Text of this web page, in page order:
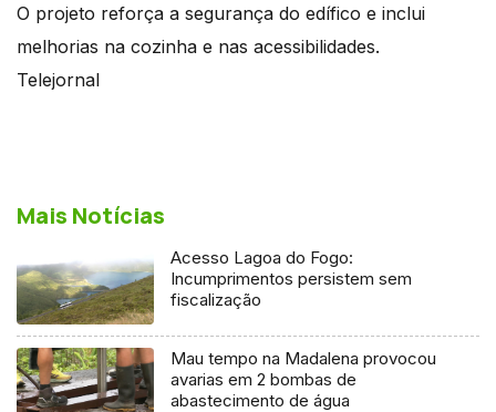
O projeto reforça a segurança do edífico e inclui
melhorias na cozinha e nas acessibilidades.
Telejornal
Mais Notícias
Acesso Lagoa do Fogo:
Incumprimentos persistem sem
fiscalização
Mau tempo na Madalena provocou
avarias em 2 bombas de
abastecimento de água